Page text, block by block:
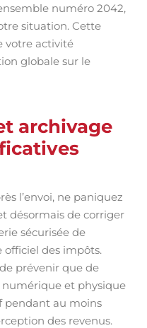
numéro 2042,
situation. Cette
votre activité
globale sur le
archivage
l’envoi, ne paniquez
désormais de corriger
sécurisée de
officiel des impôts.
prévenir que de
numérique et physique
pendant au moins
des revenus.